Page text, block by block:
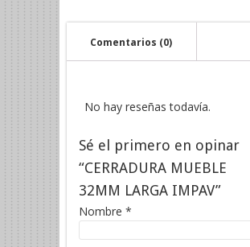
Comentarios (0)
No hay reseñas todavía.
Sé el primero en opinar
“CERRADURA MUEBLE
32MM LARGA IMPAV”
Nombre *